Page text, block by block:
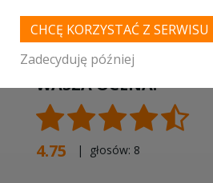
Mazowiecki,Wesele Glinojeck,
Joniec
WASZA OCENA:
4.75 | głosów: 8
CHCĘ KORZYSTAĆ Z
Zadecyduję później